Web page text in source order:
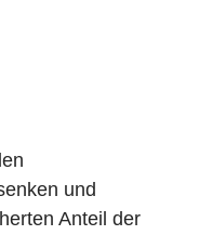
und
Anteil der